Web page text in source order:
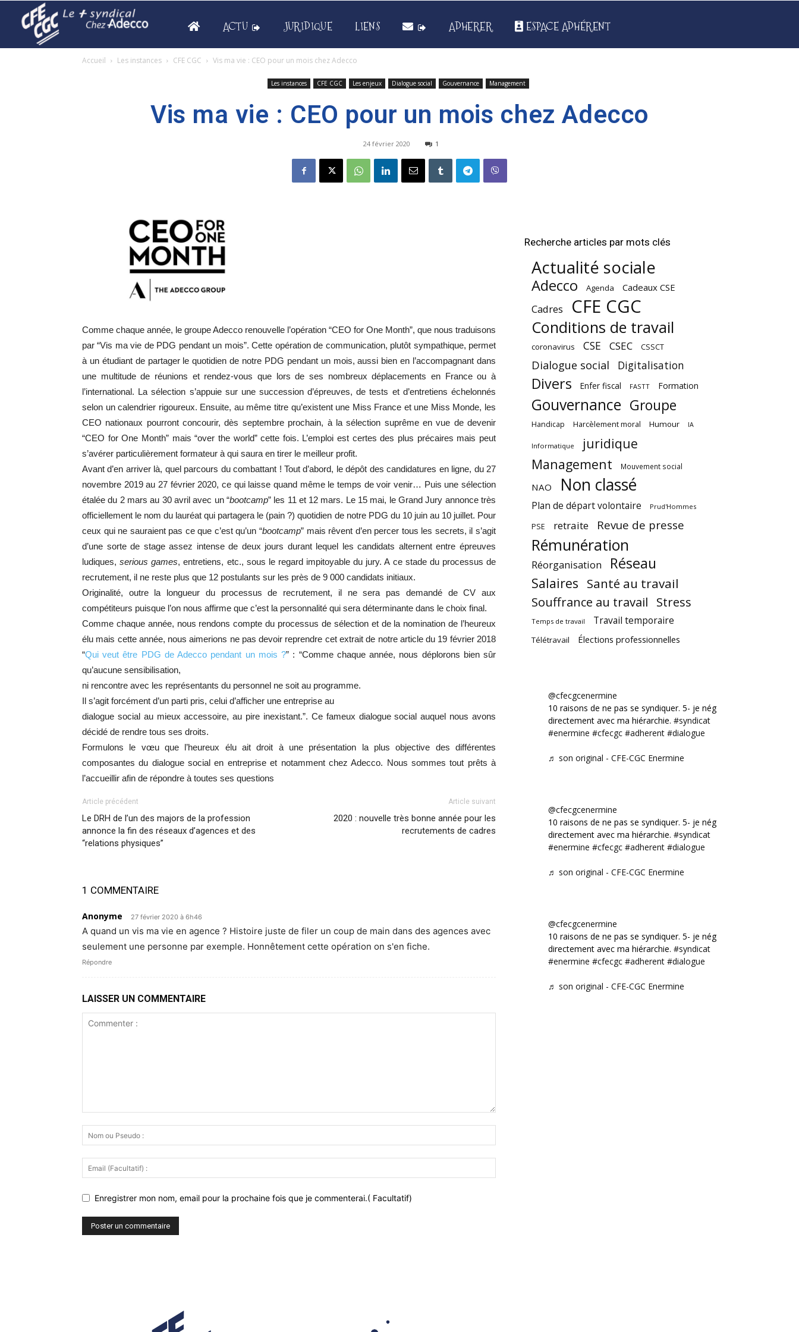
ACTU JURIDIQUE LIENS ADHERER ESPACE ADHÉRENT
Accueil Les instances CFE CGC Vis ma vie : CEO pour un mois chez Adecco
Les instances CFE CGC Les enjeux Dialogue social Gouvernance Management
Vis ma vie : CEO pour un mois chez Adecco
24 février 2020 1
Comme chaque année, le groupe Adecco renouvelle l’opération “CEO for One Month”, que nous traduisons
par “Vis ma vie de PDG pendant un mois”. Cette opération de communication, plutôt sympathique, permet
à un étudiant de partager le quotidien de notre PDG pendant un mois, aussi bien en l’accompagnant dans
une multitude de réunions et rendez-vous que lors de ses nombreux déplacements en France ou à
l’international. La sélection s’appuie sur une succession d’épreuves, de tests et d’entretiens échelonnés
selon un calendrier rigoureux. Ensuite, au même titre qu’existent une Miss France et une Miss Monde, les
CEO nationaux pourront concourir, dès septembre prochain, à la sélection suprême en vue de devenir
“CEO for One Month” mais “over the world” cette fois. L’emploi est certes des plus précaires mais peut
s’avérer particulièrement formateur à qui saura en tirer le meilleur profit.
Avant d’en arriver là, quel parcours du combattant ! Tout d’abord, le dépôt des candidatures en ligne, du 27
novembre 2019 au 27 février 2020, ce qui laisse quand même le temps de voir venir… Puis une sélection
étalée du 2 mars au 30 avril avec un “bootcamp” les 11 et 12 mars. Le 15 mai, le Grand Jury annonce très
officiellement le nom du lauréat qui partagera le (pain ?) quotidien de notre PDG du 10 juin au 10 juillet. Pour
ceux qui ne sauraient pas ce que c’est qu’un “bootcamp” mais rêvent d’en percer tous les secrets, il s’agit
d’une sorte de stage assez intense de deux jours durant lequel les candidats alternent entre épreuves
ludiques,serious games, entretiens, etc., sous le regard impitoyable du jury. A ce stade du processus de
recrutement, il ne reste plus que 12 postulants sur les près de 9 000 candidats initiaux.
Originalité, outre la longueur du processus de recrutement, il ne sera pas demandé de CV aux
compétiteurs puisque l’on nous affirme que c’est la personnalité qui sera déterminante dans le choix final.
Comme chaque année, nous rendons compte du processus de sélection et de la nomination de l’heureux
élu mais cette année, nous aimerions ne pas devoir reprendre cet extrait de notre article du 19 février 2018
“Qui veut être PDG de Adecco pendant un mois ?” : “Comme chaque année, nous déplorons bien sûr
qu’aucune sensibilisation,
ni rencontre avec les représentants du personnel ne soit au programme.
Il s’agit forcément d’un parti pris, celui d’afficher une entreprise au
dialogue social au mieux accessoire, au pire inexistant.”. Ce fameux dialogue social auquel nous avons
décidé de rendre tous ses droits.
Formulons le vœu que l’heureux élu ait droit à une présentation la plus objective des différentes
composantes du dialogue social en entreprise et notamment chez Adecco. Nous sommes tout prêts à
l’accueillir afin de répondre à toutes ses questions
Article précédent
Le DRH de l’un des majors de la profession
annonce la fin des réseaux d’agences et des
“relations physiques”
Article suivant
2020 : nouvelle très bonne année pour les
recrutements de cadres
1 COMMENTAIRE
Anonyme 27 février 2020 à 6h46
A quand un vis ma vie en agence ? Histoire juste de filer un coup de main dans des agences avec
seulement une personne par exemple. Honnêtement cette opération on s'en fiche.
Répondre
LAISSER UN COMMENTAIRE
Enregistrer mon nom, email pour la prochaine fois que je commenterai.( Facultatif)
Recherche articles par mots clés
Actualité sociale
Adecco Agenda Cadeaux CSE
Cadres CFE CGC
Conditions de travail
coronavirus CSE CSEC CSSCT
Dialogue social Digitalisation
Divers Enfer fiscal FASTT Formation
Gouvernance Groupe
Handicap Harcèlement moral Humour IA
Informatique
juridique
Management
Mouvement social
NAO Non classé
Plan de départ volontaire Prud'Hommes
PSE retraite Revue de presse
Rémunération
Réorganisation Réseau
Salaires Santé au travail
Souffrance au travail Stress
Temps de travail Travail temporaire
Télétravail Élections professionnelles
@cfecgcenermine
10 raisons de ne pas se syndiquer. 5- je négocie
directement avec ma hiérarchie. #syndicat
#enermine #cfecgc #adherent #dialogue
♬ son original - CFE-CGC Enermine
@cfecgcenermine
10 raisons de ne pas se syndiquer. 5- je négocie
directement avec ma hiérarchie. #syndicat
#enermine #cfecgc #adherent #dialogue
♬ son original - CFE-CGC Enermine
@cfecgcenermine
10 raisons de ne pas se syndiquer. 5- je négocie
directement avec ma hiérarchie. #syndicat
#enermine #cfecgc #adherent #dialogue
♬ son original - CFE-CGC Enermine